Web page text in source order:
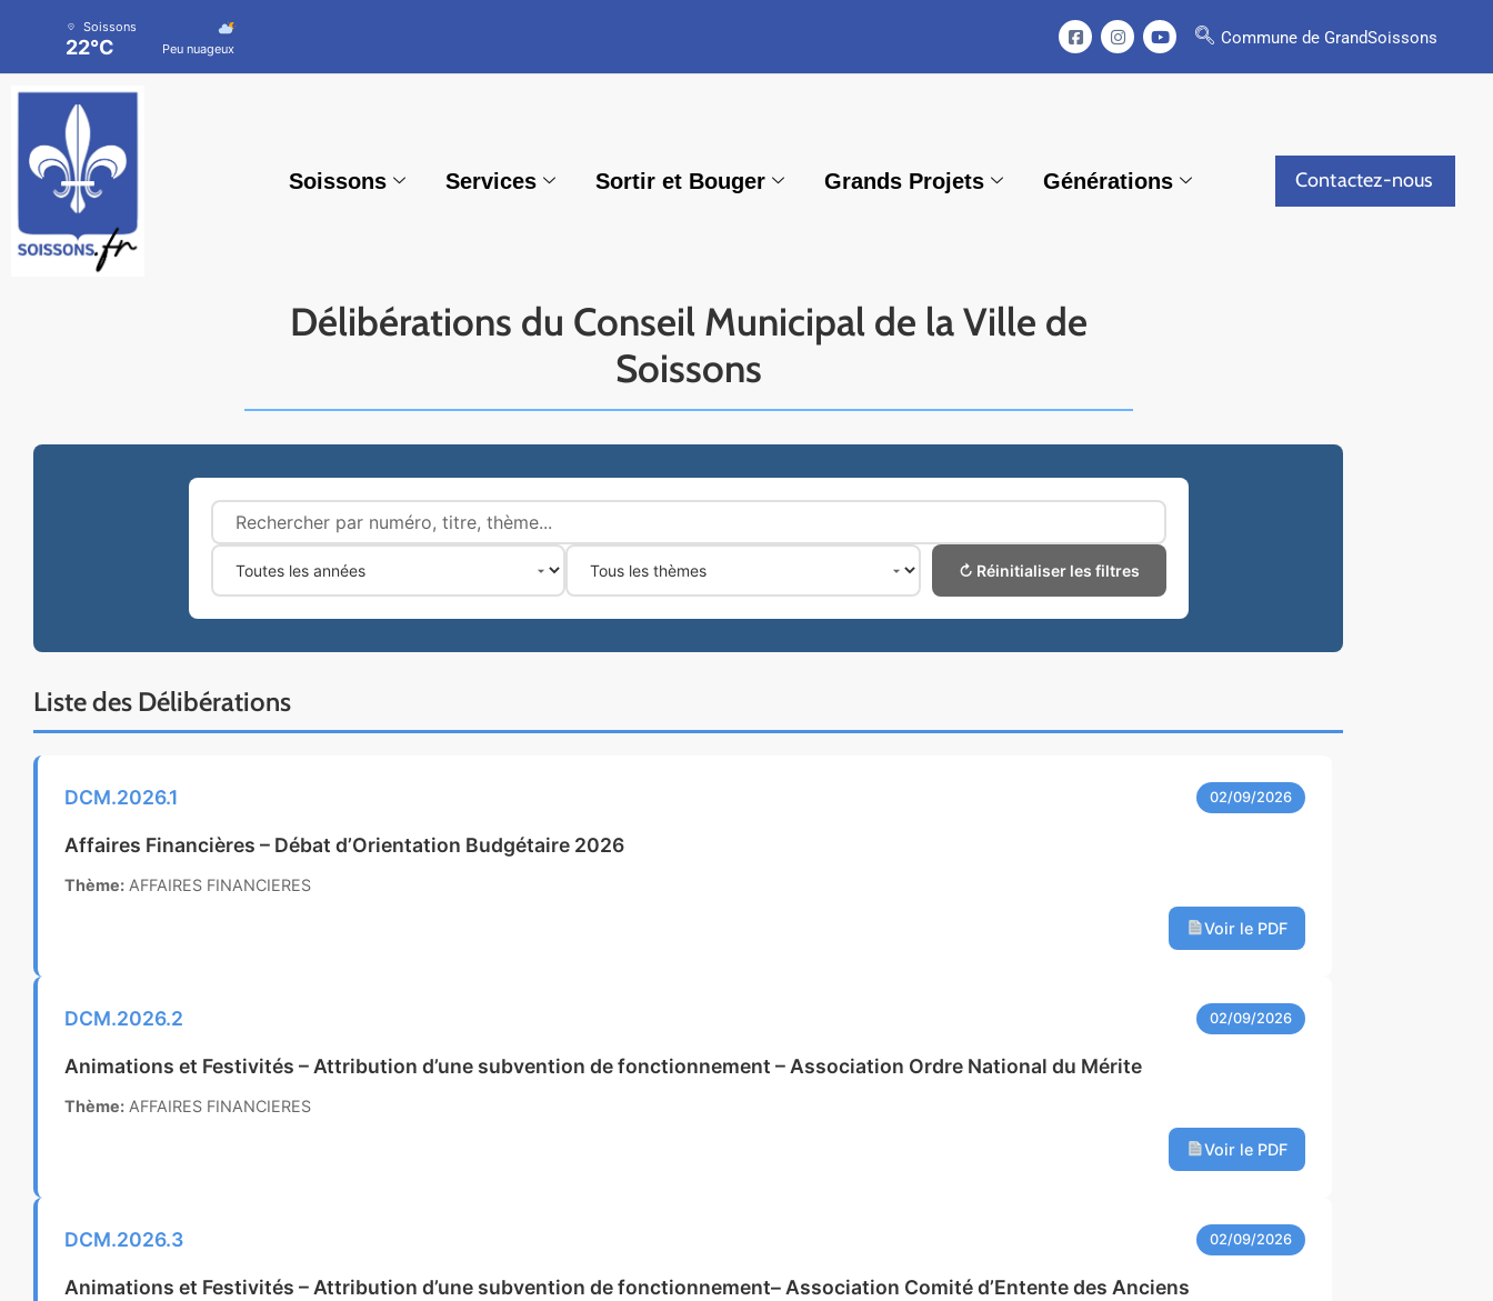
Soissons
22°C Peu nuageux
Commune de GrandSoissons
Soissons Services Sortir et Bouger Grands Projets Générations Contactez-nous
Délibérations du Conseil Municipal de la Ville de
Soissons
↻ Réinitialiser les filtres
Liste des Délibérations
DCM.2026.1 02/09/2026
Affaires Financières – Débat d’Orientation Budgétaire 2026
Thème: AFFAIRES FINANCIERES
Voir le PDF
DCM.2026.2 02/09/2026
Animations et Festivités – Attribution d’une subvention de fonctionnement – Association Ordre National du Mérite
Thème: AFFAIRES FINANCIERES
Voir le PDF
DCM.2026.3 02/09/2026
Animations et Festivités – Attribution d’une subvention de fonctionnement– Association Comité d’Entente des Anciens